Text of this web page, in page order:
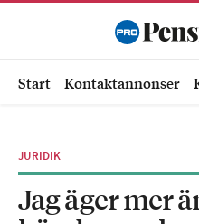
Start Kontaktannonser
JURIDIK
Jag äger mer